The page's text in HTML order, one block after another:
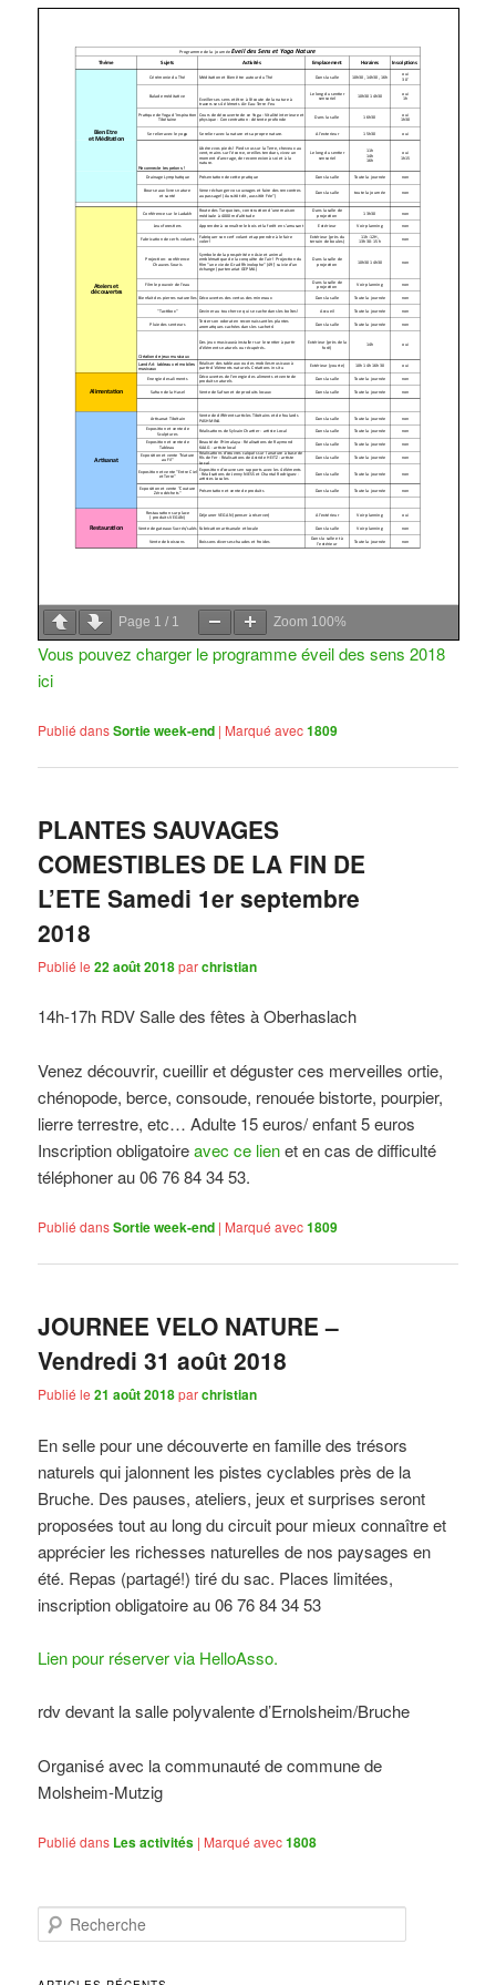
Page 1 / 1 Zoom 100%
Vous pouvez charger le programme éveil des sens 2018
ici
Publié dansSortie week-end | Marqué avec1809
PLANTES SAUVAGES
COMESTIBLES DE LA FIN DE
L’ETE Samedi 1er septembre
2018
Publié le22 août 2018parchristian
14h-17h RDV Salle des fêtes à Oberhaslach
Venez découvrir, cueillir et déguster ces merveilles ortie,
chénopode, berce, consoude, renouée bistorte, pourpier,
lierre terrestre, etc… Adulte 15 euros/ enfant 5 euros
Inscription obligatoireavec ce lienet en cas de difficulté
téléphoner au 06 76 84 34 53.
Publié dansSortie week-end | Marqué avec1809
JOURNEE VELO NATURE –
Vendredi 31 août 2018
Publié le21 août 2018parchristian
En selle pour une découverte en famille des trésors
naturels qui jalonnent les pistes cyclables près de la
Bruche. Des pauses, ateliers, jeux et surprises seront
proposées tout au long du circuit pour mieux connaître et
apprécier les richesses naturelles de nos paysages en
été. Repas (partagé!) tiré du sac. Places limitées,
inscription obligatoire au 06 76 84 34 53
Lien pour réserver via HelloAsso.
rdv devant la salle polyvalente d’Ernolsheim/Bruche
Organisé avec la communauté de commune de
Molsheim-Mutzig
Publié dans Les activités | Marqué avec1808
e
h